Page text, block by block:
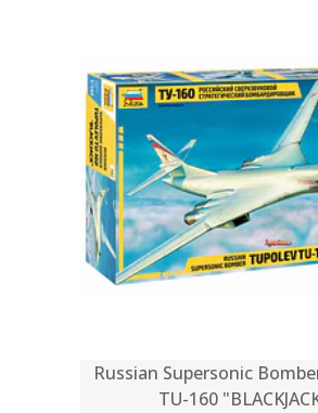
Russian Supersonic
TU-160